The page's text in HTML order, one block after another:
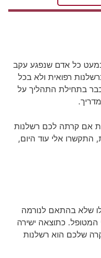
כל אדם שנפגע עקב
רפואית ולא בכל
כבר בתחילת התהליך על
אם קרתה לכם רשלנות
התקשרו אלי עוד היום,
שלא בהתאם לנורמה
כתוצאה ישירה
שלכם הוא רשלנות